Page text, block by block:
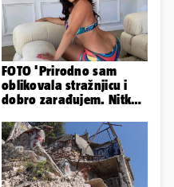
FOTO 'Prirodno sam
oblikovala stražnjicu i
dobro zarađujem. Nitko